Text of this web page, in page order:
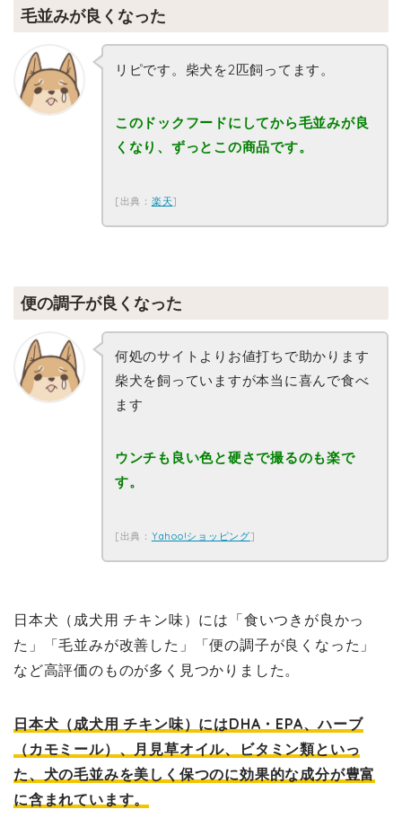
毛並みが良くなった
リピです。柴犬を2匹飼ってます。
このドックフードにしてから毛並みが良
くなり、ずっとこの商品です。
[出典： 楽天]
便の調子が良くなった
何処のサイトよりお値打ちで助かります
柴犬を飼っていますが本当に喜んで食べ
ます
ウンチも良い色と硬さで撮るのも楽で
す。
[出典： Yahoo!ショッピング]
日本犬（成犬用 チキン味）には「食いつきが良かっ
た」「毛並みが改善した」「便の調子が良くなった」
など高評価のものが多く見つかりました。
日本犬（成犬用 チキン味）にはDHA・EPA、ハーブ
（カモミール）、月見草オイル、ビタミン類といっ
た、犬の毛並みを美しく保つのに効果的な成分が豊富
に含まれています。